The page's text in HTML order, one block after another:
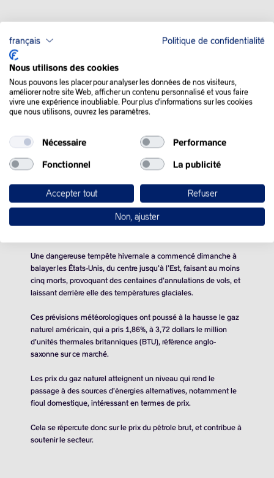
QUE SE PASSE-T-IL
DANS LE MONDE :
de froid aux Etats-Unis, mais quelque peu contenus par l’état
des stocks américains et une inflation chinoise inquiétante.
Le marché a connu un rebond après la chute (des prix) de la
veille.
Les opérateurs se concentrent sur la demande de
combustibles de chauffage, alors qu’une vague de froid sévit
Une dangereuse tempête hivernale a commencé dimanche à
balayer les États-Unis, du centre jusqu’à l’Est, faisant au moins
cinq morts, provoquant des centaines d’annulations de vols, et
laissant derrière elle des températures glaciales.
Ces prévisions météorologiques ont poussé à la hausse le gaz
naturel américain, qui a pris 1,86%, à 3,72 dollars le million
d’unités thermales britanniques (BTU), référence anglo-
saxonne sur ce marché.
Les prix du gaz naturel atteignent un niveau qui rend le
passage à des sources d’énergies alternatives, notamment le
fioul domestique, intéressant en termes de prix.
Cela se répercute donc sur le prix du pétrole brut, et contribue à
soutenir le secteur.
français Politique de confidentialité
Nous utilisons des cookies
Nous pouvons les placer pour analyser les données de nos visiteurs,
améliorer notre site Web, afficher un contenu personnalisé et vous faire
vivre une expérience inoubliable. Pour plus d'informations sur les cookies
que nous utilisons, ouvrez les paramètres.
Nécessaire Performance
Fonctionnel La publicité
Accepter tout Refuser
Non, ajuster